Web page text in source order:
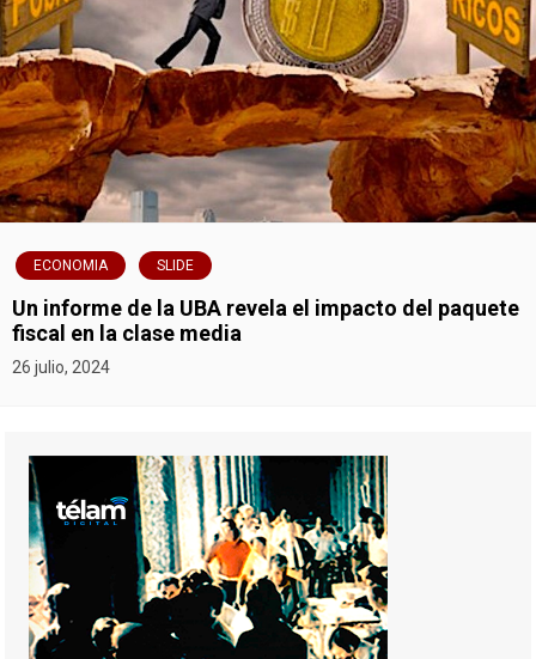
ECONOMIA SLIDE
Un informe de la UBA revela el impacto del paquete
fiscal en la clase media
26 julio, 2024